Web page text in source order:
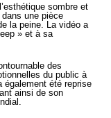
sombre et
une pièce
la peine. La vidéo a
» et à sa
des
du public à
également été reprise
ainsi de son